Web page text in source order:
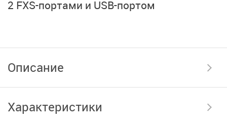
2 FXS-портами и USB-портом
Описание
Характеристики